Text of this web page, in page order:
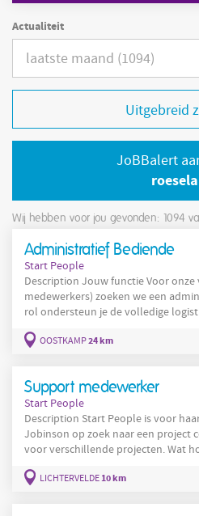
Actualiteit
Uitgebreid
JoBBalert
Wij hebben voor jou gevonden: 1094
Administratief Bediende
Start People
Description Jouw functie Voor onze vestiging in Oostkamp (±300
medewerkers) zoeken we een
rol ondersteun je de volledige
Beheren en opvolgen van
OOSTKAMP24 km
Support medewerker
Start People
Description Start People is voor haar zustersmaatschappij
Jobinson op zoek naar een project
voor verschillende projecten. Wat houdt deze functie in? Als
sectoren zoals Office Support,
LICHTERVELDE10 km